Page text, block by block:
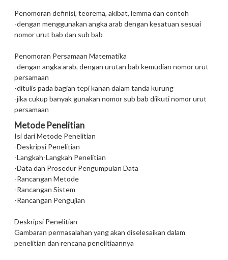
Penomoran definisi, teorema, akibat, lemma dan contoh
-dengan menggunakan angka arab dengan kesatuan sesuai
nomor urut bab dan sub bab
Penomoran Persamaan Matematika
-dengan angka arab, dengan urutan bab kemudian nomor urut
persamaan
-ditulis pada bagian tepi kanan dalam tanda kurung
-jika cukup banyak gunakan nomor sub bab diikuti nomor urut
persamaan
Metode Penelitian
Isi dari Metode Penelitian
-Deskripsi Penelitian
-Langkah-Langkah Penelitian
-Data dan Prosedur Pengumpulan Data
-Rancangan Metode
-Rancangan Sistem
-Rancangan Pengujian
Deskripsi Penelitian
Gambaran permasalahan yang akan diselesaikan dalam
penelitian dan rencana penelitiaannya